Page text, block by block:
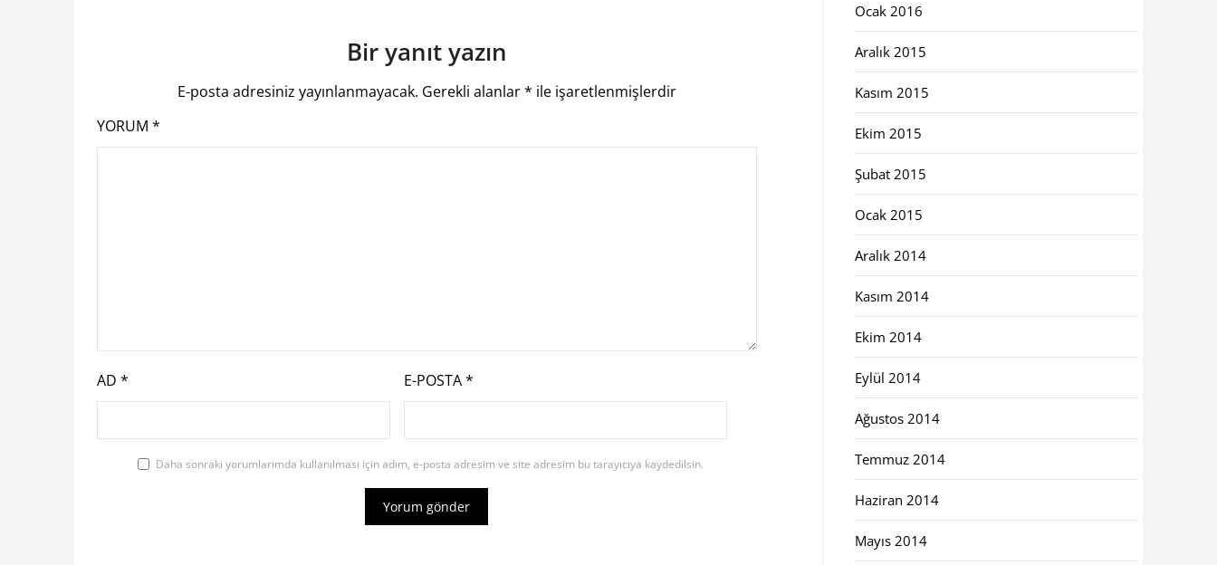
Bir yanıt yazın
E-posta adresiniz yayınlanmayacak. Gerekli alanlar* ile işaretlenmişlerdir
YORUM *
AD * E-POSTA*
Daha sonraki yorumlarımda kullanılması için adım, e-posta adresim ve site adresim bu tarayıcıya kaydedilsin.
Ocak 2016
Aralık 2015
Kasım 2015
Ekim 2015
Şubat 2015
Ocak 2015
Aralık 2014
Kasım 2014
Ekim 2014
Eylül 2014
Ağustos 2014
Temmuz 2014
Haziran 2014
Mayıs 2014